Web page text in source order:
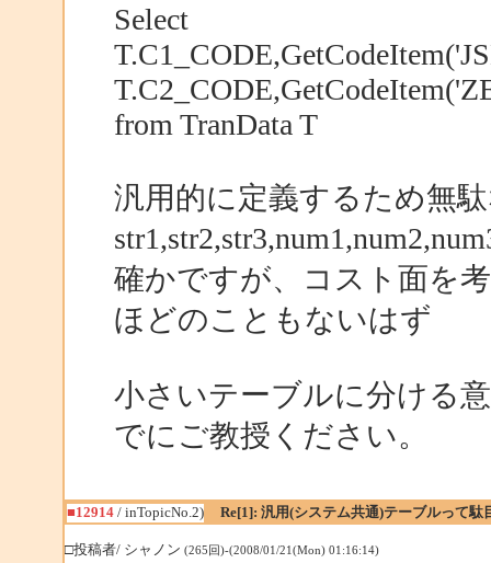
Select
from TranData T
汎用的に定義するため無
確かですが、コスト面を
ほどのこともないはず
小さいテーブルに分ける
でにご教授ください。
■12914/ inTopicNo.2) Re[1]: 汎用(システム共通)テーブルって駄
□投稿者/ シャノン (265回)-(2008/01/21(Mon) 01:16:14)